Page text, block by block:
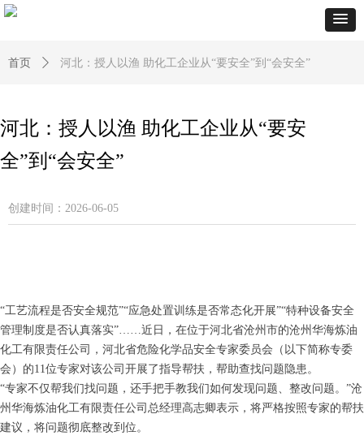
首页 ꄲ 河北：授人以渔 助化工企业从“要安全”到“会安全”
河北：授人以渔 助化工企业从“要安
全”到“会安全”
创建时间： 2026-06-05
“工艺流程是否安全规范”“应急处置训练是否常态化开展”“特种设备安全
管理制度是否认真落实”……近日，在位于河北省沧州市的沧州华海炼油
化工有限责任公司，河北省危险化学品安全专家委员会（以下简称专委
会）的11位专家对该公司开展了指导帮扶，帮助查找问题隐患。
“专家不仅帮我们找问题，还手把手教我们如何发现问题、整改问题。”沧
州华海炼油化工有限责任公司总经理高志卿表示，将严格按照专家的帮扶
建议，将问题彻底整改到位。